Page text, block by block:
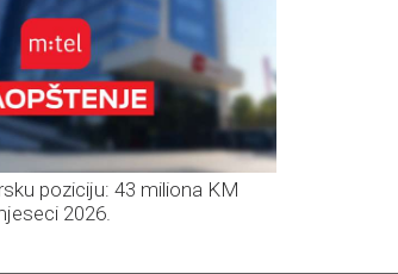
poziciju: 43 miliona KM
2026.